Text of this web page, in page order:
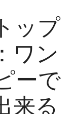
ップ
ワン
ーで
来る